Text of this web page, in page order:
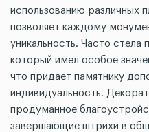
использованию различных
позволяет каждому
уникальность. Часто
который имел особое
что придает памятнику
индивидуальность.
продуманное
завершающие штрихи в